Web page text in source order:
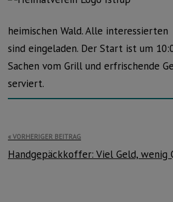
heimischen Wald. Alle interessierten
sind eingeladen. Der Start ist um
Sachen vom Grill und erfrischende
serviert.
Beitragsnavigation
VORHERIGER BEITRAG
Handgepäckkoffer: Viel Geld, wenig